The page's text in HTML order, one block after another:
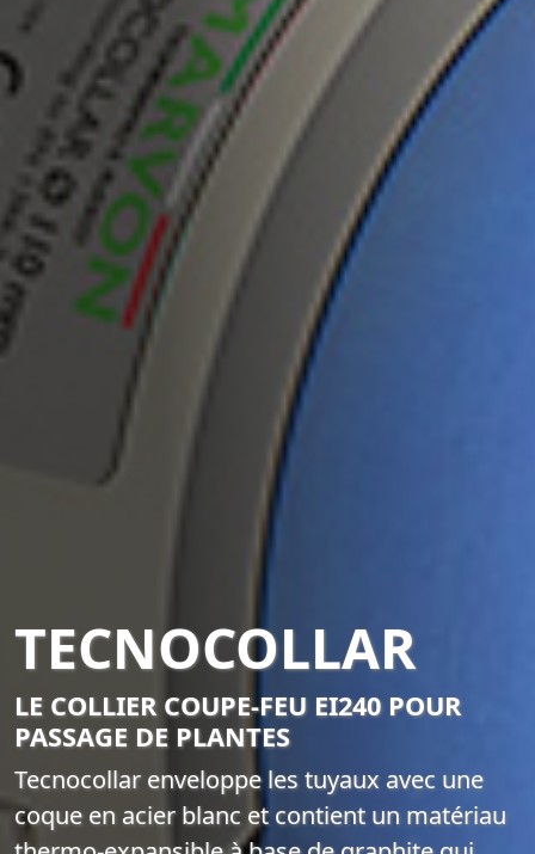
TECNOCOLLAR
LE COLLIER COUPE-FEU EI240 POUR
PASSAGE DE PLANTES
Tecnocollar enveloppe les tuyaux avec une
coque en acier blanc et contient un matériau